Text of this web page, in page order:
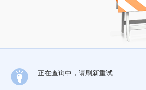
正在查询中，请刷新重试